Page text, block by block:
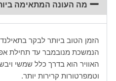
מה העונה המתאימה
הזמן הטוב ביותר לבקר
הנמשכת מנובמבר עד תחילת
האוויר הוא בדרך כלל שמשי
וטמפרטורות קרירות יותר.